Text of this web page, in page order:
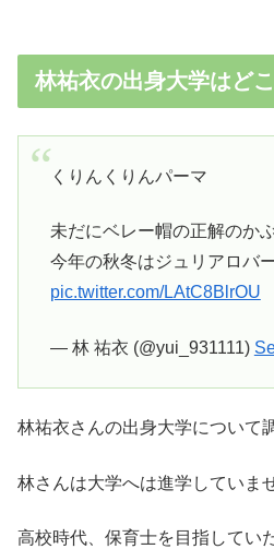
林祐衣の出身大学はど
くりんくりんパーマ
未だにベレー帽の正解のか
今年の秋冬はジュリアロバ
pic.twitter.com/LAtC8BlrOU
— 林 祐衣 (@yui_931111)
林祐衣さんの出身大学について
林さんは大学へは進学していま
高校時代、保育士を目指してい